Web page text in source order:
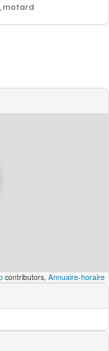
motard
contributors, Annuaire-horaire